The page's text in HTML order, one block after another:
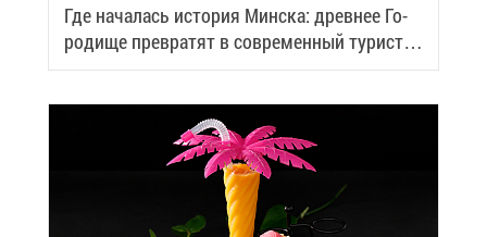
Где на­ча­лась ис­то­рия Мин­ска: древ­нее Го­
ро­ди­ще пре­вра­тят в со­вре­мен­ный ту­ри­сти­
че­ский центр